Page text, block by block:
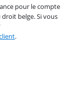
pour le compte
belge. Si vous
.